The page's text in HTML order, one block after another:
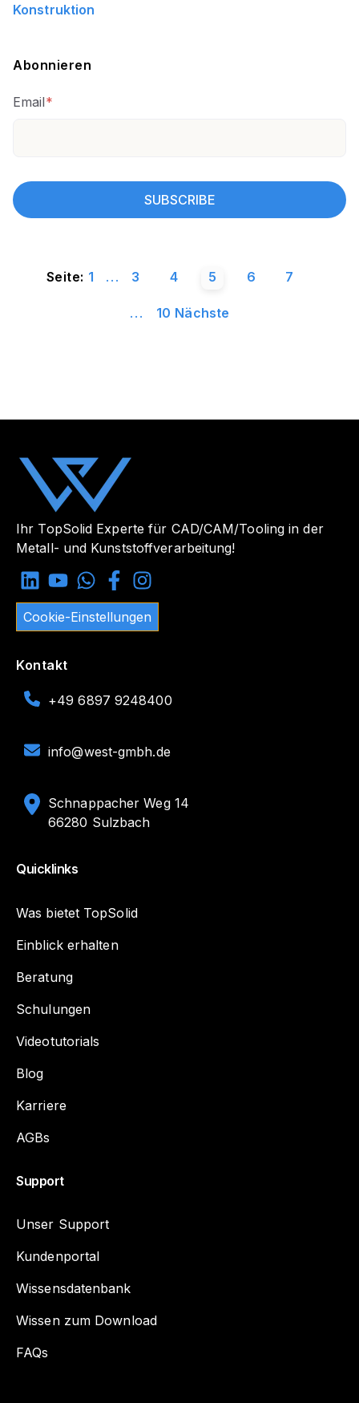
Konstruktion
Abonnieren
Email*
Seite: 1 ... 3 4 5 6 7
... 10 Nächste
Ihr TopSolid Experte für CAD/CAM/Tooling in der
Metall- und Kunststoffverarbeitung!
Cookie-Einstellungen
Kontakt
+49 6897 9248400
info@west-gmbh.de
Schnappacher Weg 14
66280 Sulzbach
Quicklinks
Was bietet TopSolid
Einblick erhalten
Beratung
Schulungen
Videotutorials
Blog
Karriere
AGBs
Support
Unser Support
Kundenportal
Wissensdatenbank
Wissen zum Download
FAQs